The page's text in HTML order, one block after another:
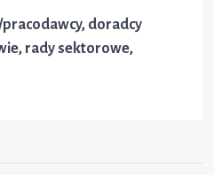
pracodawcy, doradcy
rady sektorowe,